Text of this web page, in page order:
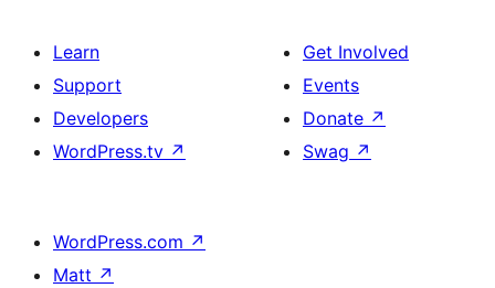
Learn
Support
Developers
WordPress.tv ↗
Get Involved
Events
Donate ↗
Swag ↗
WordPress.com ↗
Matt ↗